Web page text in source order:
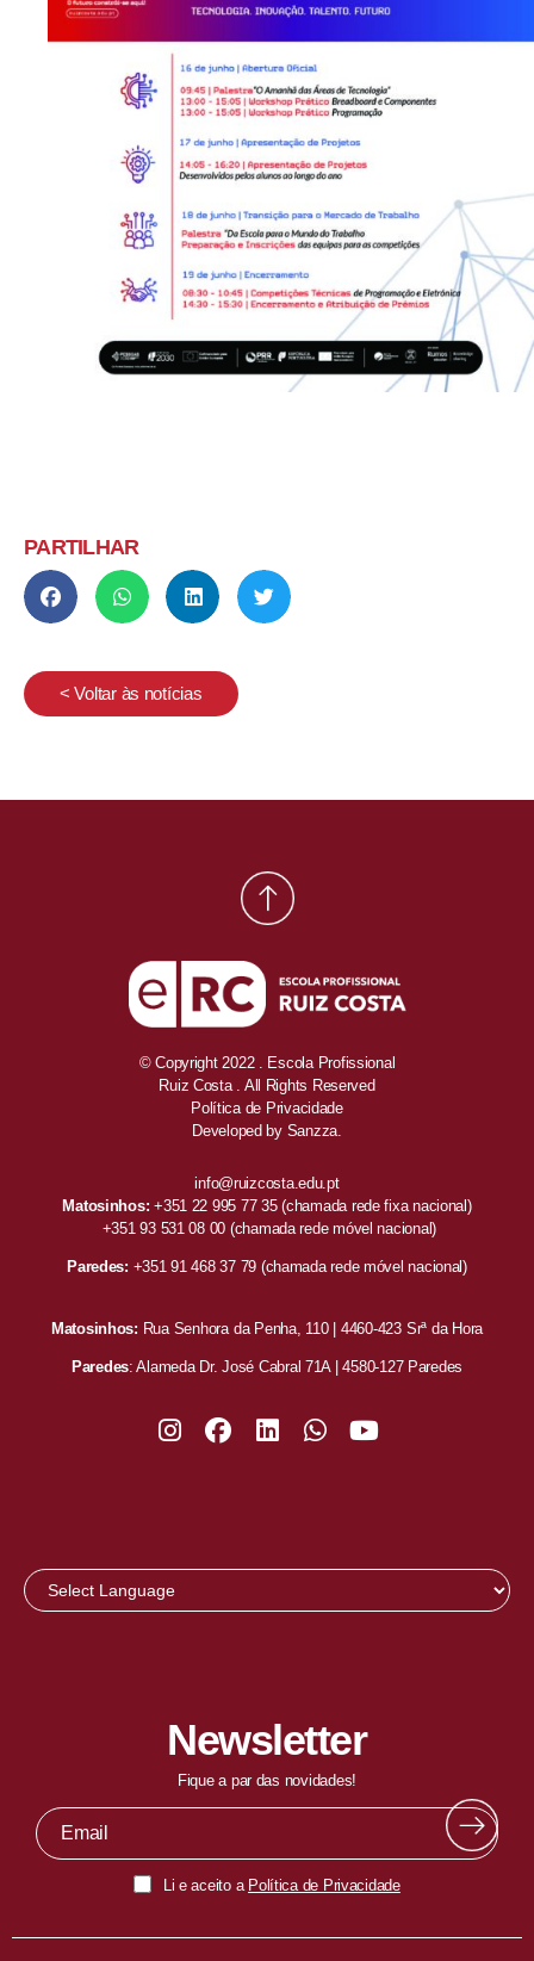
PARTILHAR
< Voltar às notícias
© Copyright 2022 . Escola Profissional
Ruiz Costa . All Rights Reserved
Política de Privacidade
Developed by Sanzza.
info@ruizcosta.edu.pt
Matosinhos: +351 22 995 77 35(chamada rede fixa nacional)
+351 93 531 08 00 (chamada rede móvel nacional)
Paredes: +351 91 468 37 79 (chamada rede móvel nacional)
Matosinhos: Rua Senhora da Penha, 110 | 4460-423 Srª da Hora
Paredes: Alameda Dr. José Cabral 71A | 4580-127 Paredes
Newsletter
Fique a par das novidades!
Li e aceito a Política de Privacidade